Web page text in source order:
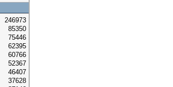
246973
85350
75446
62395
60766
52367
46407
37628